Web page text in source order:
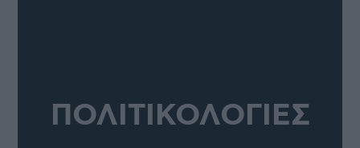
ΠΟΛΙΤΙΚΟΛΟΓΙΕΣ